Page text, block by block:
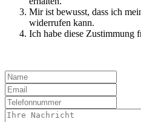
Mir ist bewusst, dass ich
widerrufen kann.
Ich habe diese Zustimmung